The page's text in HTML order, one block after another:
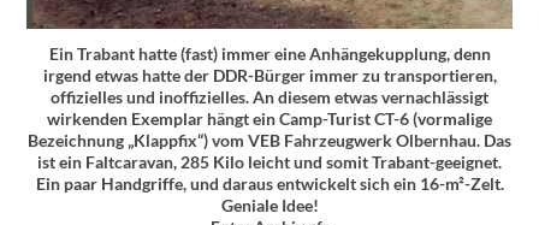
Ein Trabant hatte (fast) immer eine Anhängekupplung, denn
irgend etwas hatte der DDR-Bürger immer zu transportieren,
offizielles und inoffizielles. An diesem etwas vernachlässigt
wirkenden Exemplar hängt ein Camp-Turist CT-6 (vormalige
Bezeichnung „Klappfix“) vom VEB Fahrzeugwerk Olbernhau. Das
ist ein Faltcaravan, 285 Kilo leicht und somit Trabant-geeignet.
Ein paar Handgriffe, und daraus entwickelt sich ein 16-m²-Zelt.
Geniale Idee!